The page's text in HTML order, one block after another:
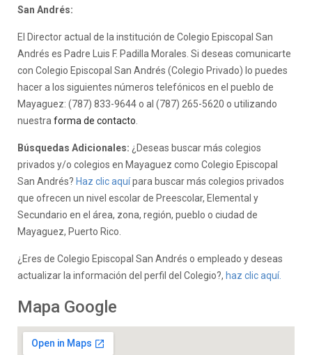
San Andrés:
El Director actual de la institución de Colegio Episcopal San
Andrés es Padre Luis F. Padilla Morales. Si deseas comunicarte
con Colegio Episcopal San Andrés (Colegio Privado) lo puedes
hacer a los siguientes números telefónicos en el pueblo de
Mayaguez: (787) 833-9644 o al (787) 265-5620 o utilizando
nuestra forma de contacto
Búsquedas Adicionales: ¿Deseas buscar más colegios
privados y/o colegios en Mayaguez como Colegio Episcopal
San Andrés? Haz clic aquípara buscar más colegios privados
que ofrecen un nivel escolar de Preescolar, Elemental y
Secundario en el área, zona, región, pueblo o ciudad de
Mayaguez, Puerto Rico.
¿Eres de Colegio Episcopal San Andrés o empleado y deseas
actualizar la información del perfil del Colegio?, haz clic aquí.
Mapa Google